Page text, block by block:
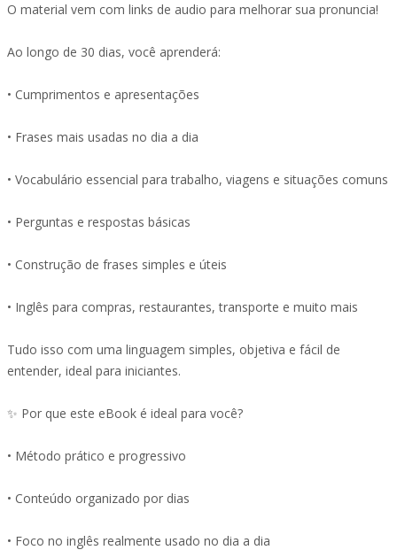
O material vem com links de audio para melhorar sua pronuncia!
Ao longo de 30 dias, você aprenderá:
• Cumprimentos e apresentações
• Frases mais usadas no dia a dia
• Vocabulário essencial para trabalho, viagens e situações comuns
• Perguntas e respostas básicas
• Construção de frases simples e úteis
• Inglês para compras, restaurantes, transporte e muito mais
Tudo isso com uma linguagem simples, objetiva e fácil de
entender, ideal para iniciantes.
✨ Por que este eBook é ideal para você?
• Método prático e progressivo
• Conteúdo organizado por dias
• Foco no inglês realmente usado no dia a dia